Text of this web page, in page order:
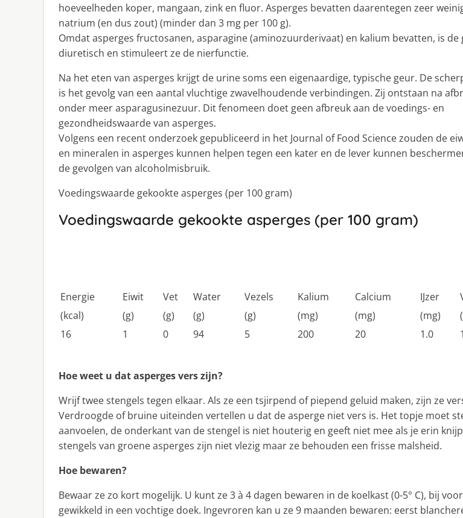
hoeveelheden koper, mangaan, zink en fluor. Asperges bevatten daarentegen zeer
natrium (en dus zout) (minder dan 3 mg per 100 g).
Omdat asperges fructosanen, asparagine (aminozuurderivaat) en kalium bevatten, is de
diuretisch en stimuleert ze de nierfunctie.
Na het eten van asperges krijgt de urine soms een eigenaardige, typische geur. De
is het gevolg van een aantal vluchtige zwavelhoudende verbindingen. Zij ontstaan na
onder meer asparagusinezuur. Dit fenomeen doet geen afbreuk aan de voedings- en
gezondheidswaarde van asperges.
Volgens een recent onderzoek gepubliceerd in het Journal of Food Science zouden de
en mineralen in asperges kunnen helpen tegen een kater en de lever kunnen
de gevolgen van alcoholmisbruik.
Voedingswaarde gekookte asperges (per 100 gram)
Voedingswaarde gekookte asperges (per 100 gram)
Energie Eiwit Vet Water Vezels Kalium Calcium IJzer
(kcal)
(g) (g) (g) (g) (mg) (mg) (mg)
16
1 0 94 5 200 20 1.0
Hoe weet u dat asperges vers zijn?
Wrijf twee stengels tegen elkaar. Als ze een tsjirpend of piepend geluid maken, zijn ze
Verdroogde of bruine uiteinden vertellen u dat de asperge niet vers is. Het topje moet
aanvoelen, de onderkant van de stengel is niet houterig en geeft niet mee als je erin
stengels van groene asperges zijn niet vlezig maar ze behouden een frisse malsheid.
Hoe bewaren?
Bewaar ze zo kort mogelijk. U kunt ze 3 à 4 dagen bewaren in de koelkast (0-5° C), bij
gewikkeld in een vochtige doek. Ingevroren kan u ze 9 maanden bewaren: eerst